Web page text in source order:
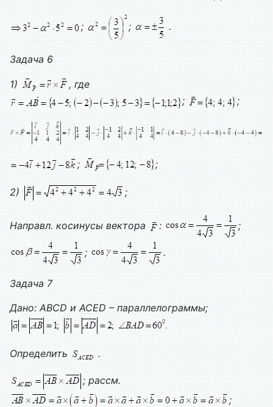
; ; .
Задача 6
1)
, где
;
;
; ;
2) ;
Направл. косинусы вектора : ;
; .
Задача 7
Дано:ABCD иACED – параллелограммы;
Определить .
; рассм.
;